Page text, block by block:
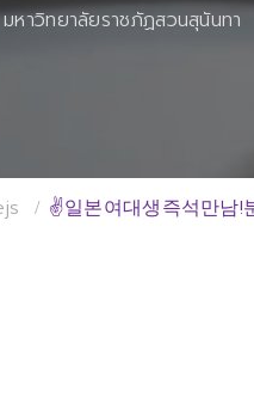
มหาวิทยาลัยราชภัฏสวนสุนันทา
✌일본여대생즉석만남